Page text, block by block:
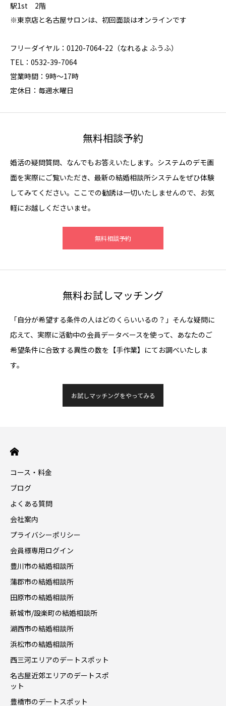
駅1st 2階
※東京店と名古屋サロンは、初回面談はオンラインです
フリーダイヤル：0120-7064-22（なれるよ ふうふ）
TEL：0532-39-7064
営業時間：9時～17時
定休日：毎週水曜日
無料相談予約
婚活の疑問質問、なんでもお答えいたします。システムのデモ画
面を実際にご覧いただき、最新の結婚相談所システムをぜひ体験
してみてください。ここでの勧誘は一切いたしませんので、お気
軽にお越しくださいませ。
無料相談予約
無料お試しマッチング
「自分が希望する条件の人はどのくらいいるの？」そんな疑問に
応えて、実際に活動中の会員データベースを使って、あなたのご
希望条件に合致する異性の数を【手作業】にてお調べいたしま
す。
お試しマッチングをやってみる
コース・料金
ブログ
よくある質問
会社案内
プライバシーポリシー
会員様専用ログイン
豊川市の結婚相談所
蒲郡市の結婚相談所
田原市の結婚相談所
新城市/設楽町の結婚相談所
湖西市の結婚相談所
浜松市の結婚相談所
西三河エリアのデートスポット
名古屋近郊エリアのデートスポ
ット
豊橋市のデートスポット